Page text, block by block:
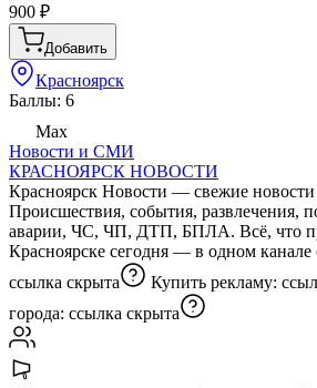
900 ₽
Добавить
Красноярск
Баллы: 6
Max
Новости и СМИ
КРАСНОЯРСК НОВОСТИ
Красноярск Новости — свежие
Происшествия, события, развлечения,
аварии, ЧС, ЧП, ДТП, БПЛА. Всё, что
Красноярске сегодня — в одном канале
ссылка скрыта
Купить рекламу:
города: ссылка скрыта